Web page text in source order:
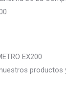
EX200
productos